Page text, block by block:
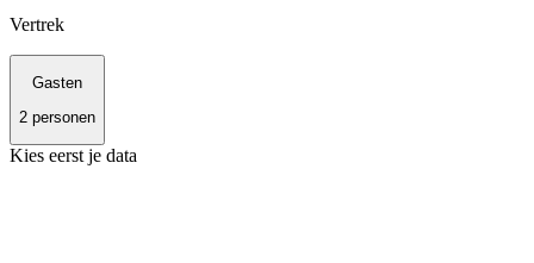
Vertrek
Gasten
2 personen
Kies eerst je data